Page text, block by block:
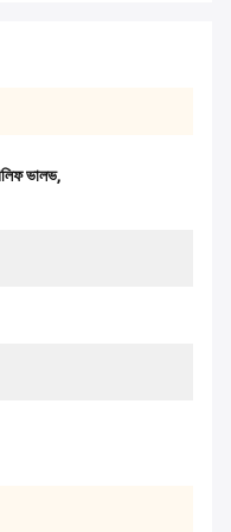
ভালভ,